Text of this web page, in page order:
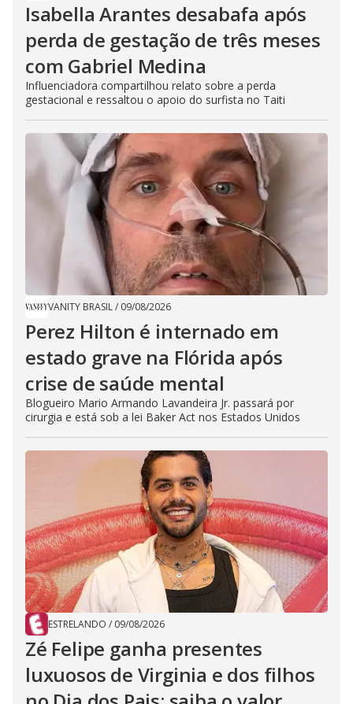
Isabella Arantes desabafa após
perda de gestação de três meses
com Gabriel Medina
Influenciadora compartilhou relato sobre a perda
gestacional e ressaltou o apoio do surfista no Taiti
VANITY BRASIL/ 09/08/2026
Perez Hilton é internado em
estado grave na Flórida após
crise de saúde mental
Blogueiro Mario Armando Lavandeira Jr. passará por
cirurgia e está sob a lei Baker Act nos Estados Unidos
ESTRELANDO / 09/08/2026
Zé Felipe ganha presentes
luxuosos de Virginia e dos filhos